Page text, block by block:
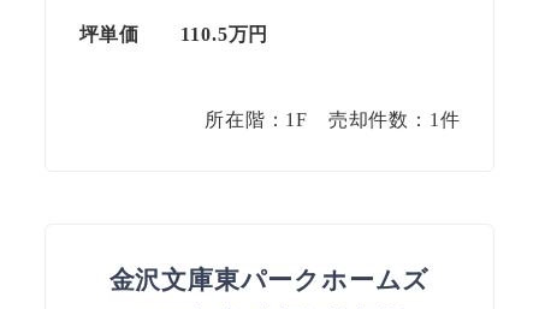
坪単価 110.5万円
所在階：1F 売却件数：1件
金沢文庫東パークホームズ